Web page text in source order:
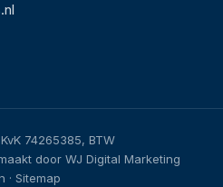
74265385, BTW
door WJ Digital Marketing
· Sitemap